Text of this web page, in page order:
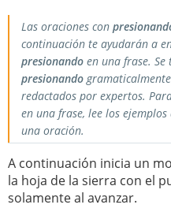
Las oraciones con
continuación te ayudarán a
presionando en una frase.
presionando
redactados por expertos.
en una frase, lee los
una oración.
A continuación inicia un
la hoja de la sierra con el
solamente al avanzar.